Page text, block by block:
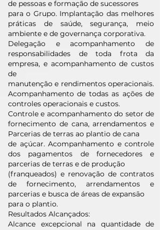
de pessoas e formação de sucessores
para o Grupo. Implantação das melhores
práticas de saúde, segurança, meio
ambiente e de governança corporativa.
Delegação e acompanhamento de
responsabilidades de toda frota da
empresa, e acompanhamento de custos
de
manutenção e rendimentos operacionais.
Acompanhamento de todas as ações de
controles operacionais e custos.
Controle e acompanhamento do setor de
fornecimento de cana, arrendamentos e
Parcerias de terras ao plantio de cana
de açúcar. Acompanhamento e controle
dos pagamentos de fornecedores e
parcerias de terras e de produção
(franqueados) e renovação de contratos
de fornecimento, arrendamentos e
parcerias e busca de áreas de expansāo
para o plantio.
Resultados Alcançados:
Alcance excepcional na quantidade de